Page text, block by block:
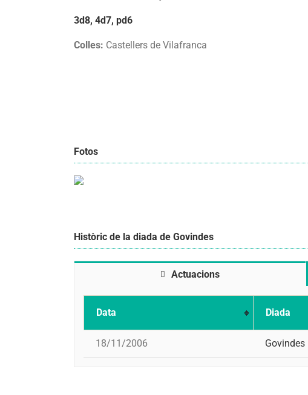
3d8, 4d7, pd6
Colles: Castellers de Vilafranca
Fotos
Històric de la diada de Govindes
Actuacions
Data Diada
18/11/2006 Govindes